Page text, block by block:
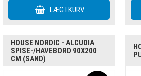
HOUSE NORDIC - ALCUDIA
SPISE-/HAVEBORD 90X200
CM (SAND)